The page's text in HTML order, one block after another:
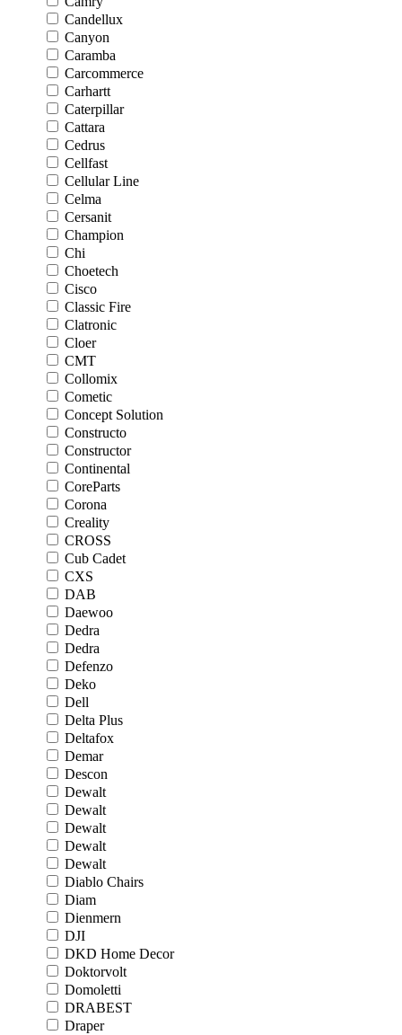
Candellux
Canyon
Caramba
Carcommerce
Carhartt
Caterpillar
Cattara
Cedrus
Cellfast
Cellular Line
Celma
Cersanit
Champion
Chi
Choetech
Cisco
Classic Fire
Clatronic
Cloer
CMT
Collomix
Cometic
Concept Solution
Constructo
Constructor
Continental
CoreParts
Corona
Creality
CROSS
Cub Cadet
CXS
DAB
Daewoo
Dedra
Dedra
Defenzo
Deko
Dell
Delta Plus
Deltafox
Demar
Descon
Dewalt
Dewalt
Dewalt
Dewalt
Dewalt
Diablo Chairs
Diam
Dienmern
DJI
DKD Home Decor
Doktorvolt
Domoletti
DRABEST
Draper